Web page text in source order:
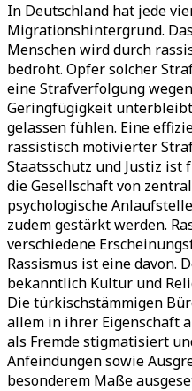
In Deutschland hat jede
Migrationshintergrund.
Menschen wird durch
bedroht. Opfer solcher
eine Strafverfolgung
Geringfügigkeit
gelassen fühlen. Eine
rassistisch motivierter
Staatsschutz und Justiz
die Gesellschaft von
psychologische
zudem gestärkt werden.
verschiedene
Rassismus ist eine davon.
bekanntlich Kultur und
Die türkischstämmigen
allem in ihrer Eigenschaft
als Fremde stigmatisiert
Anfeindungen sowie
besonderem Maße